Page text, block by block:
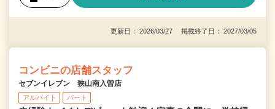
更新日： 2026/03/27 掲載終了日： 2027/03/05
コンビニの店舗スタッフ
セブンイレブン 狭山南入曽店
アルバイト パート